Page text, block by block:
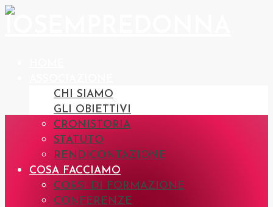
CHI SIAMO
GLI OBIETTIVI
CRONISTORIA
STATUTO
RENDICONTAZIONE
COSA FACCIAMO
CORSI DI FORMAZIONE
CONFERENZE